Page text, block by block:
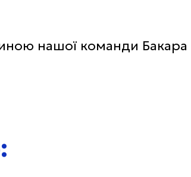
нашої команди Бакара